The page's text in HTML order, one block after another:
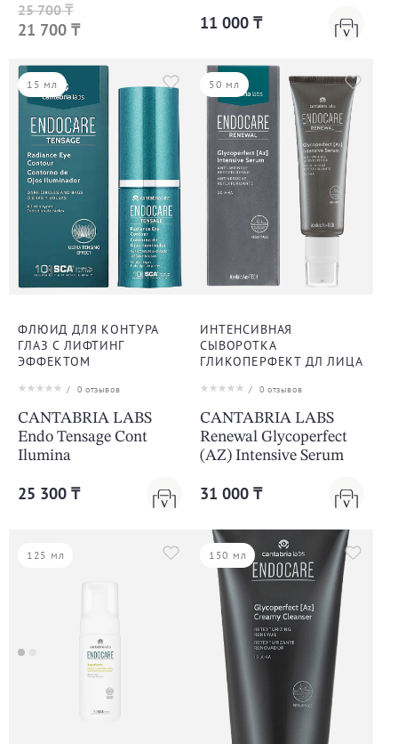
25 700 ₸
21 700 ₸ 11 000 ₸
15 мл
ФЛЮИД ДЛЯ КОНТУРА
ГЛАЗ С ЛИФТИНГ
ЭФФЕКТОМ
/ 0 отзывов
CANTABRIA LABS
Endo Tensage Cont
Ilumina
25 300 ₸
50 мл
ИНТЕНСИВНАЯ
СЫВОРОТКА
ГЛИКОПЕРФЕКТ ДЛ ЛИЦА
/ 0 отзывов
CANTABRIA LABS
Renewal Glycoperfect
(AZ) Intensive Serum
31 000 ₸
125 мл 150 мл